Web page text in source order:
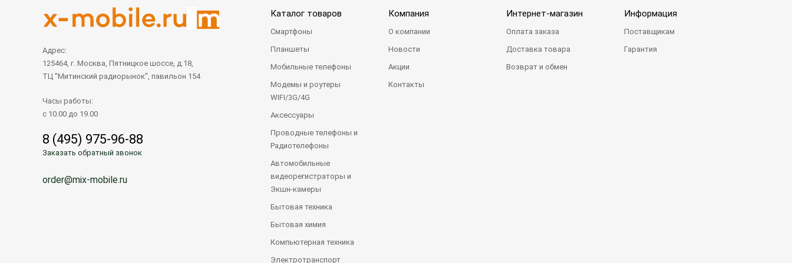
Адрес:
125464, г. Москва, Пятницкое шоссе, д.18,
ТЦ "Митинский радиорынок", павильон 154
Часы работы:
с 10.00 до 19.00
8 (495) 975-96-88
Заказать обратный звонок
order@mix-mobile.ru
Каталог товаров
Смартфоны
Планшеты
Мобильные телефоны
Модемы и роутеры
WIFI/3G/4G
Аксессуары
Проводные телефоны и
Радиотелефоны
Автомобильные
видеорегистраторы и
Экшн-камеры
Бытовая техника
Бытовая химия
Компьютерная техника
Электротранспорт
Компания
О компании
Новости
Акции
Контакты
Интернет-магазин
Оплата заказа
Доставка товара
Возврат и обмен
Информация
Поставщикам
Гарантия